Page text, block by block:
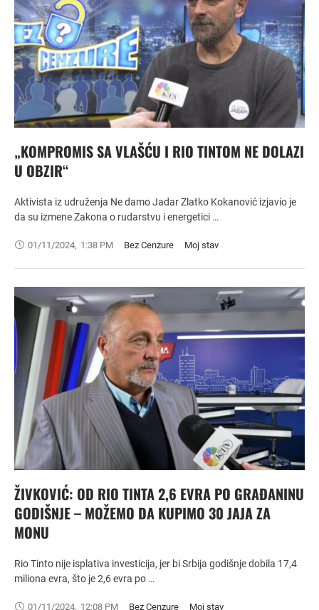
„KOMPROMIS SA VLAŠĆU I RIO TINTOM NE DOLAZI
U OBZIR“
Aktivista iz udruženja Ne damo Jadar Zlatko Kokanović izjavio je
da su izmene Zakona o rudarstvu i energetici …
01/11/2024, 1:38 PM Bez Cenzure Moj stav
ŽIVKOVIĆ: OD RIO TINTA 2,6 EVRA PO GRAĐANINU
GODIŠNJE – MOŽEMO DA KUPIMO 30 JAJA ZA
MONU
Rio Tinto nije isplativa investicija, jer bi Srbija godišnje dobila 17,4
miliona evra, što je 2,6 evra po …
01/11/2024, 12:08 PM Bez Cenzure Moj stav